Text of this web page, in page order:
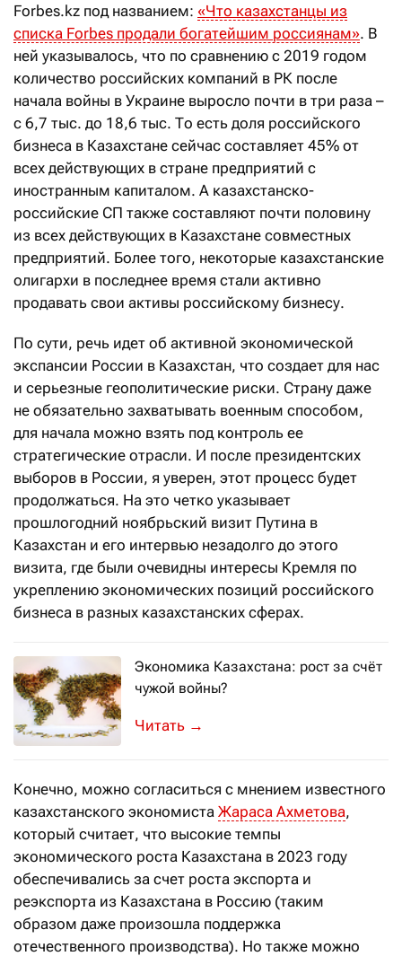
Forbes.kz под названием: «Что казахстанцы из
списка Forbes продали богатейшим россиянам». В
ней указывалось, что по сравнению с 2019 годом
количество российских компаний в РК после
начала войны в Украине выросло почти в три раза –
с 6,7 тыс. до 18,6 тыс. То есть доля российского
бизнеса в Казахстане сейчас составляет 45% от
всех действующих в стране предприятий с
иностранным капиталом. А казахстанско-
российские СП также составляют почти половину
из всех действующих в Казахстане совместных
предприятий. Более того, некоторые казахстанские
олигархи в последнее время стали активно
продавать свои активы российскому бизнесу.
По сути, речь идет об активной экономической
экспансии России в Казахстан, что создает для нас
и серьезные геополитические риски. Страну даже
не обязательно захватывать военным способом,
для начала можно взять под контроль ее
стратегические отрасли. И после президентских
выборов в России, я уверен, этот процесс будет
продолжаться. На это четко указывает
прошлогодний ноябрьский визит Путина в
Казахстан и его интервью незадолго до этого
визита, где были очевидны интересы Кремля по
укреплению экономических позиций российского
бизнеса в разных казахстанских сферах.
Экономика Казахстана: рост за счёт
чужой войны?
История знает немало примеров,
→
Конечно, можно согласиться с мнением известного
казахстанского экономиста Жараса Ахметова,
который считает, что высокие темпы
экономического роста Казахстана в 2023 году
обеспечивались за счет роста экспорта и
реэкспорта из Казахстана в Россию (таким
образом даже произошла поддержка
отечественного производства). Но также можно